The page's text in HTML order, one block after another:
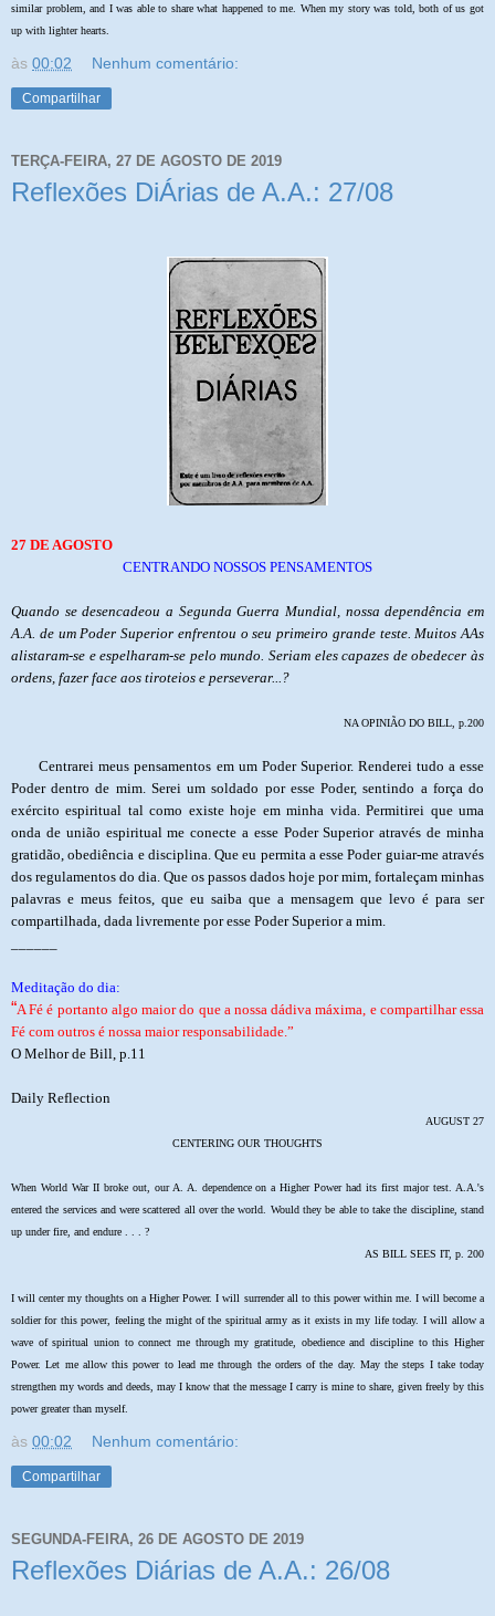
similar problem, and I was able to share what happened to me. When my story was told, both of us got
up with lighter hearts.
às 00:02 Nenhum comentário:
Compartilhar
TERÇA-FEIRA, 27 DE AGOSTO DE 2019
Reflexões DiÁrias de A.A.: 27/08
27 DE AGOSTO
CENTRANDO NOSSOS PENSAMENTOS
Quando se desencadeou a Segunda Guerra Mundial, nossa dependência em
A.A. de um Poder Superior enfrentou o seu primeiro grande teste. Muitos AAs
alistaram-se e espelharam-se pelo mundo. Seriam eles capazes de obedecer às
ordens, fazer face aos tiroteios e perseverar...?
NA OPINIÃO DO BILL, p.200
Centrarei meus pensamentos em um Poder Superior. Renderei tudo a esse
Poder dentro de mim. Serei um soldado por esse Poder, sentindo a força do
exército espiritual tal como existe hoje em minha vida. Permitirei que uma
onda de união espiritual me conecte a esse Poder Superior através de minha
gratidão, obediência e disciplina. Que eu permita a esse Poder guiar-me através
dos regulamentos do dia. Que os passos dados hoje por mim, fortaleçam minhas
palavras e meus feitos, que eu saiba que a mensagem que levo é para ser
compartilhada, dada livremente por esse Poder Superior a mim.
Meditação do dia:
“A Fé é portanto algo maior do que a nossa dádiva máxima, e compartilhar essa
Fé com outros é nossa maior responsabilidade.”
O Melhor de Bill, p.11
Daily Reflection
AUGUST 27
CENTERING OUR THOUGHTS
When World War II broke out, our A. A. dependence on a Higher Power had its first major test. A.A.'s
entered the services and were scattered all over the world. Would they be able to take the discipline, stand
up under fire, and endure . . . ?
AS BILL SEES IT, p. 200
I will center my thoughts on a Higher Power. I will surrender all to this power within me. I will become a
soldier for this power, feeling the might of the spiritual army as it exists in my life today. I will allow a
wave of spiritual union to connect me through my gratitude, obedience and discipline to this Higher
Power. Let me allow this power to lead me through the orders of the day. May the steps I take today
strengthen my words and deeds, may I know that the message I carry is mine to share, given freely by this
power greater than myself.
às 00:02 Nenhum comentário:
Compartilhar
SEGUNDA-FEIRA, 26 DE AGOSTO DE 2019
Reflexões Diárias de A.A.: 26/08